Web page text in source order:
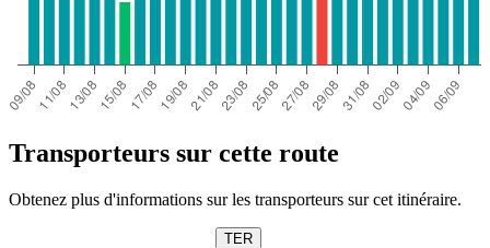
Transporteurs sur cette route
Obtenez plus d'informations sur les transporteurs sur cet itinéraire.
TER